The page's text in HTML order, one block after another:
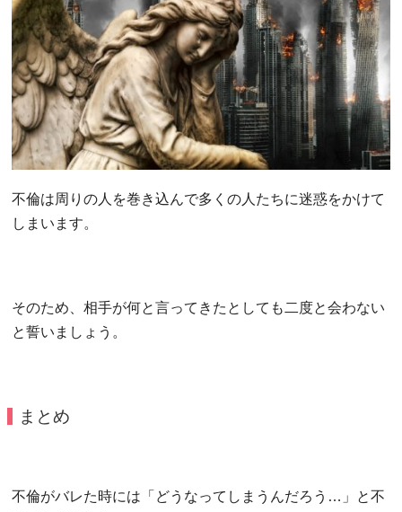
不倫は周りの人を巻き込んで多くの人たちに迷惑をかけて
しまいます。
そのため、相手が何と言ってきたとしても二度と会わない
と誓いましょう。
まとめ
不倫がバレた時には「どうなってしまうんだろう…」と不